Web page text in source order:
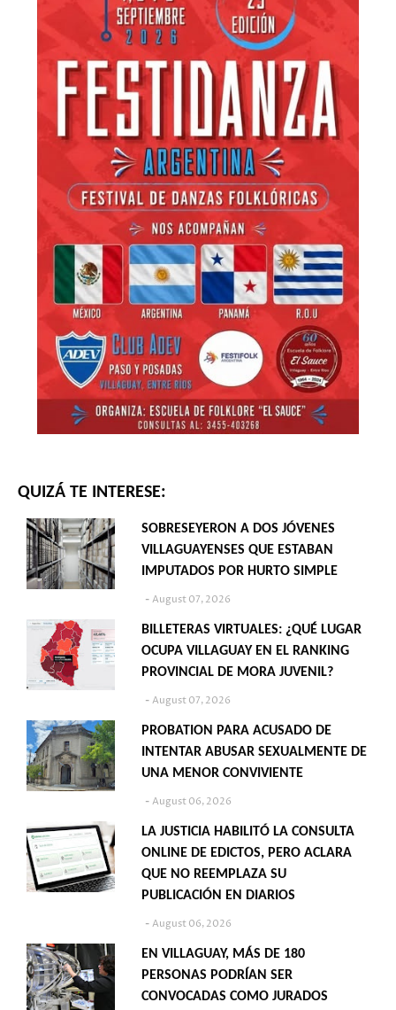
QUIZÁ TE INTERESE:
SOBRESEYERON A DOS JÓVENES
VILLAGUAYENSES QUE ESTABAN
IMPUTADOS POR HURTO SIMPLE
August 07, 2026
BILLETERAS VIRTUALES: ¿QUÉ LUGAR
OCUPA VILLAGUAY EN EL RANKING
PROVINCIAL DE MORA JUVENIL?
August 07, 2026
PROBATION PARA ACUSADO DE
INTENTAR ABUSAR SEXUALMENTE DE
UNA MENOR CONVIVIENTE
August 06, 2026
LA JUSTICIA HABILITÓ LA CONSULTA
ONLINE DE EDICTOS, PERO ACLARA
QUE NO REEMPLAZA SU
PUBLICACIÓN EN DIARIOS
August 06, 2026
EN VILLAGUAY, MÁS DE 180
PERSONAS PODRÍAN SER
CONVOCADAS COMO JURADOS